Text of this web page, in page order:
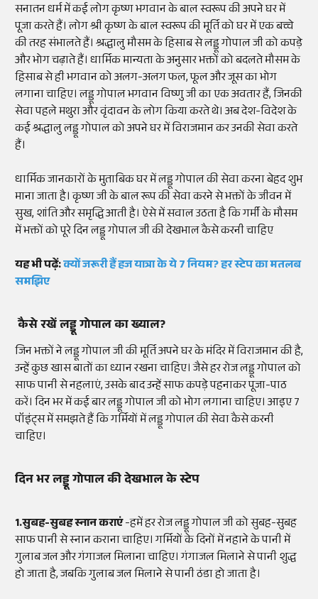
सनातन धर्म में कई लोग कृष्ण भगवान के बाल स्वरूप की अपने घर में
पूजा करते हैं। लोग श्री कृष्ण के बाल स्वरूप की मूर्ति को घर में एक बच्चे
की तरह संभालते हैं। श्रद्धालु मौसम के हिसाब से लड्डू गोपाल जी को कपड़े
और भोग चढ़ाते हैं। धार्मिक मान्यता के अनुसार भक्तों को बदलते मौसम के
हिसाब से ही भगवान को अलग-अलग फल, फूल और जूस का भोग
लगाना चाहिए। लड्डू गोपाल भगवान विष्णु जी का एक अवतार हैं, जिनकी
सेवा पहले मथुरा और वृंदावन के लोग किया करते थे। अब देश-विदेश के
कई श्रद्धालु लड्डू गोपाल को अपने घर में विराजमान कर उनकी सेवा करते
हैं।
धार्मिक जानकारों के मुताबिक घर में लड्डू गोपाल की सेवा करना बेहद शुभ
माना जाता है। कृष्ण जी के बाल रूप की सेवा करने से भक्तों के जीवन में
सुख, शांति और समृद्धि आती है। ऐसे में सवाल उठता है कि गर्मी के मौसम
में भक्तों को पूरे दिन लड्डू गोपाल जी की देखभाल कैसे करनी चाहिए
यह भी पढ़ें:क्यों जरूरी हैं हज यात्रा के ये 7 नियम? हर स्टेप का मतलब
समझिए
कैसे रखें लड्डू गोपाल का ख्याल?
जिन भक्तों ने लड्डू गोपाल जी की मूर्ति अपने घर के मंदिर में विराजमान की है,
उन्हें कुछ खास बातों का ध्यान रखना चाहिए। जैसे हर रोज लड्डू गोपाल को
साफ पानी से नहलाएं, उसके बाद उन्हें साफ कपड़े पहनाकर पूजा-पाठ
करें। दिन भर में कई बार लड्डू गोपाल जी को भोग लगाना चाहिए। आइए 7
पॉइंट्स में समझते हैं कि गर्मियों में लड्डू गोपाल की सेवा कैसे करनी
चाहिए।
दिन भर लड्डू गोपाल की देखभाल के स्टेप
1.सुबह-सुबह स्नान कराएं-हमें हर रोज लड्डू गोपाल जी को सुबह-सुबह
साफ पानी से स्नान कराना चाहिए। गर्मियों के दिनों में नहाने के पानी में
गुलाब जल और गंगाजल मिलाना चाहिए। गंगाजल मिलाने से पानी शुद्ध
हो जाता है, जबकि गुलाब जल मिलाने से पानी ठंडा हो जाता है।